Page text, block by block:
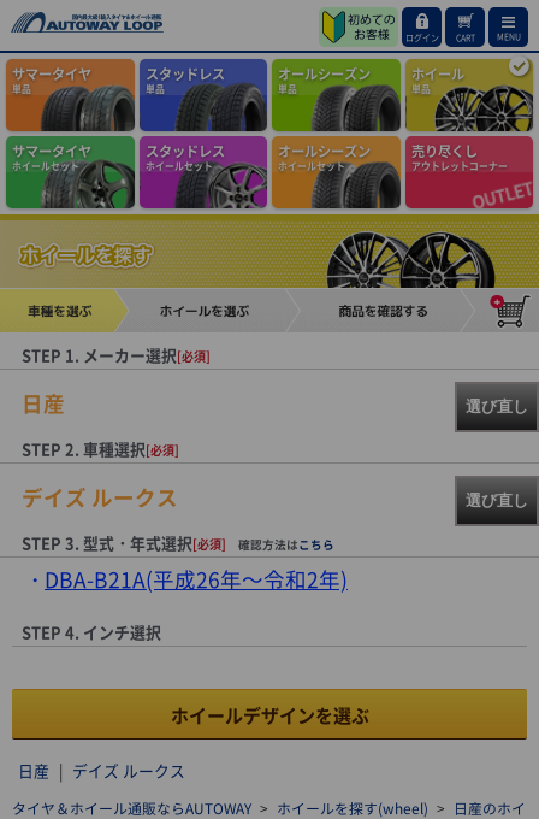
ログイン CART MENU
サマータイヤ
単品
スタッドレス
単品
オールシーズン
単品
ホイール
単品
サマータイヤ
ホイールセット
スタッドレス
ホイールセット
オールシーズン
ホイールセット
売り尽くし
アウトレットコーナー
STEP 1. メーカー選択[必須]
日産 選び直し
STEP 2. 車種選択[必須]
デイズ ルークス 選び直し
STEP 3. 型式・年式選択[必須] 確認方法はこちら
DBA-B21A(平成26年～令和2年)
STEP 4. インチ選択
ホイールデザインを選ぶ
日産 | デイズ ルークス
タイヤ＆ホイール通販ならAUTOWAY > ホイールを探す(wheel) > 日産のホイ